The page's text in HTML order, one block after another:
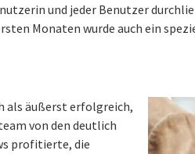
und jeder Benutzer
Monaten wurde auch ein
als äußerst erfolgreich,
von den deutlich
profitierte, die